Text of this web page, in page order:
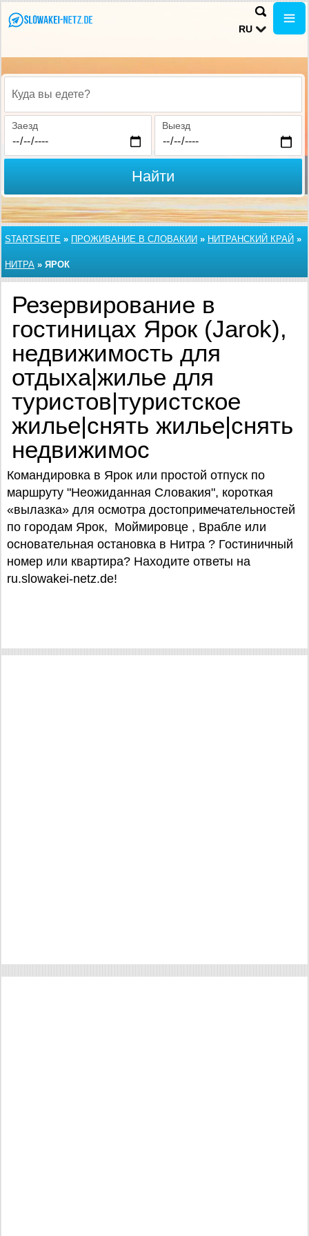
RU
Куда вы едете?
Заезд Выезд
Найти
STARTSEITE » ПРОЖИВАНИЕ В СЛОВАКИИ » НИТРАНСКИЙ КРАЙ »
НИТРА » ЯРОК
Резервирование в
гостиницах Ярок (Jarok),
недвижимость для
отдыха|жилье для
туристов|туристское
жилье|снять жилье|снять
недвижимос
Командировка в Ярок или простой отпуск по
маршруту "Неожиданная Словакия", короткая
«вылазка» для осмотра достопримечательностей
по городам Ярок, Моймировце , Врабле или
основательная остановка в Нитра ? Гостиничный
номер или квартира? Находите ответы на
ru.slowakei-netz.de!